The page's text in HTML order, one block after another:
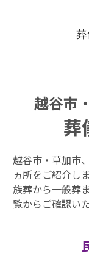
越谷市
葬
越谷市・草加市
ヵ所をご紹介し
族葬から一般葬
覧からご確認い